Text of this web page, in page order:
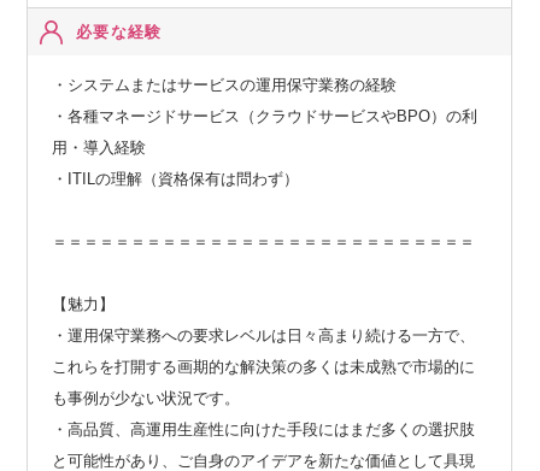
必要な経験
・システムまたはサービスの運用保守業務の経験
・各種マネージドサービス（クラウドサービスやBPO）の利
用・導入経験
・ITILの理解（資格保有は問わず）
＝＝＝＝＝＝＝＝＝＝＝＝＝＝＝＝＝＝＝＝＝＝＝＝＝＝＝
【魅力】
・運用保守業務への要求レベルは日々高まり続ける一方で、
これらを打開する画期的な解決策の多くは未成熟で市場的に
も事例が少ない状況です。
・高品質、高運用生産性に向けた手段にはまだ多くの選択肢
と可能性があり、ご自身のアイデアを新たな価値として具現